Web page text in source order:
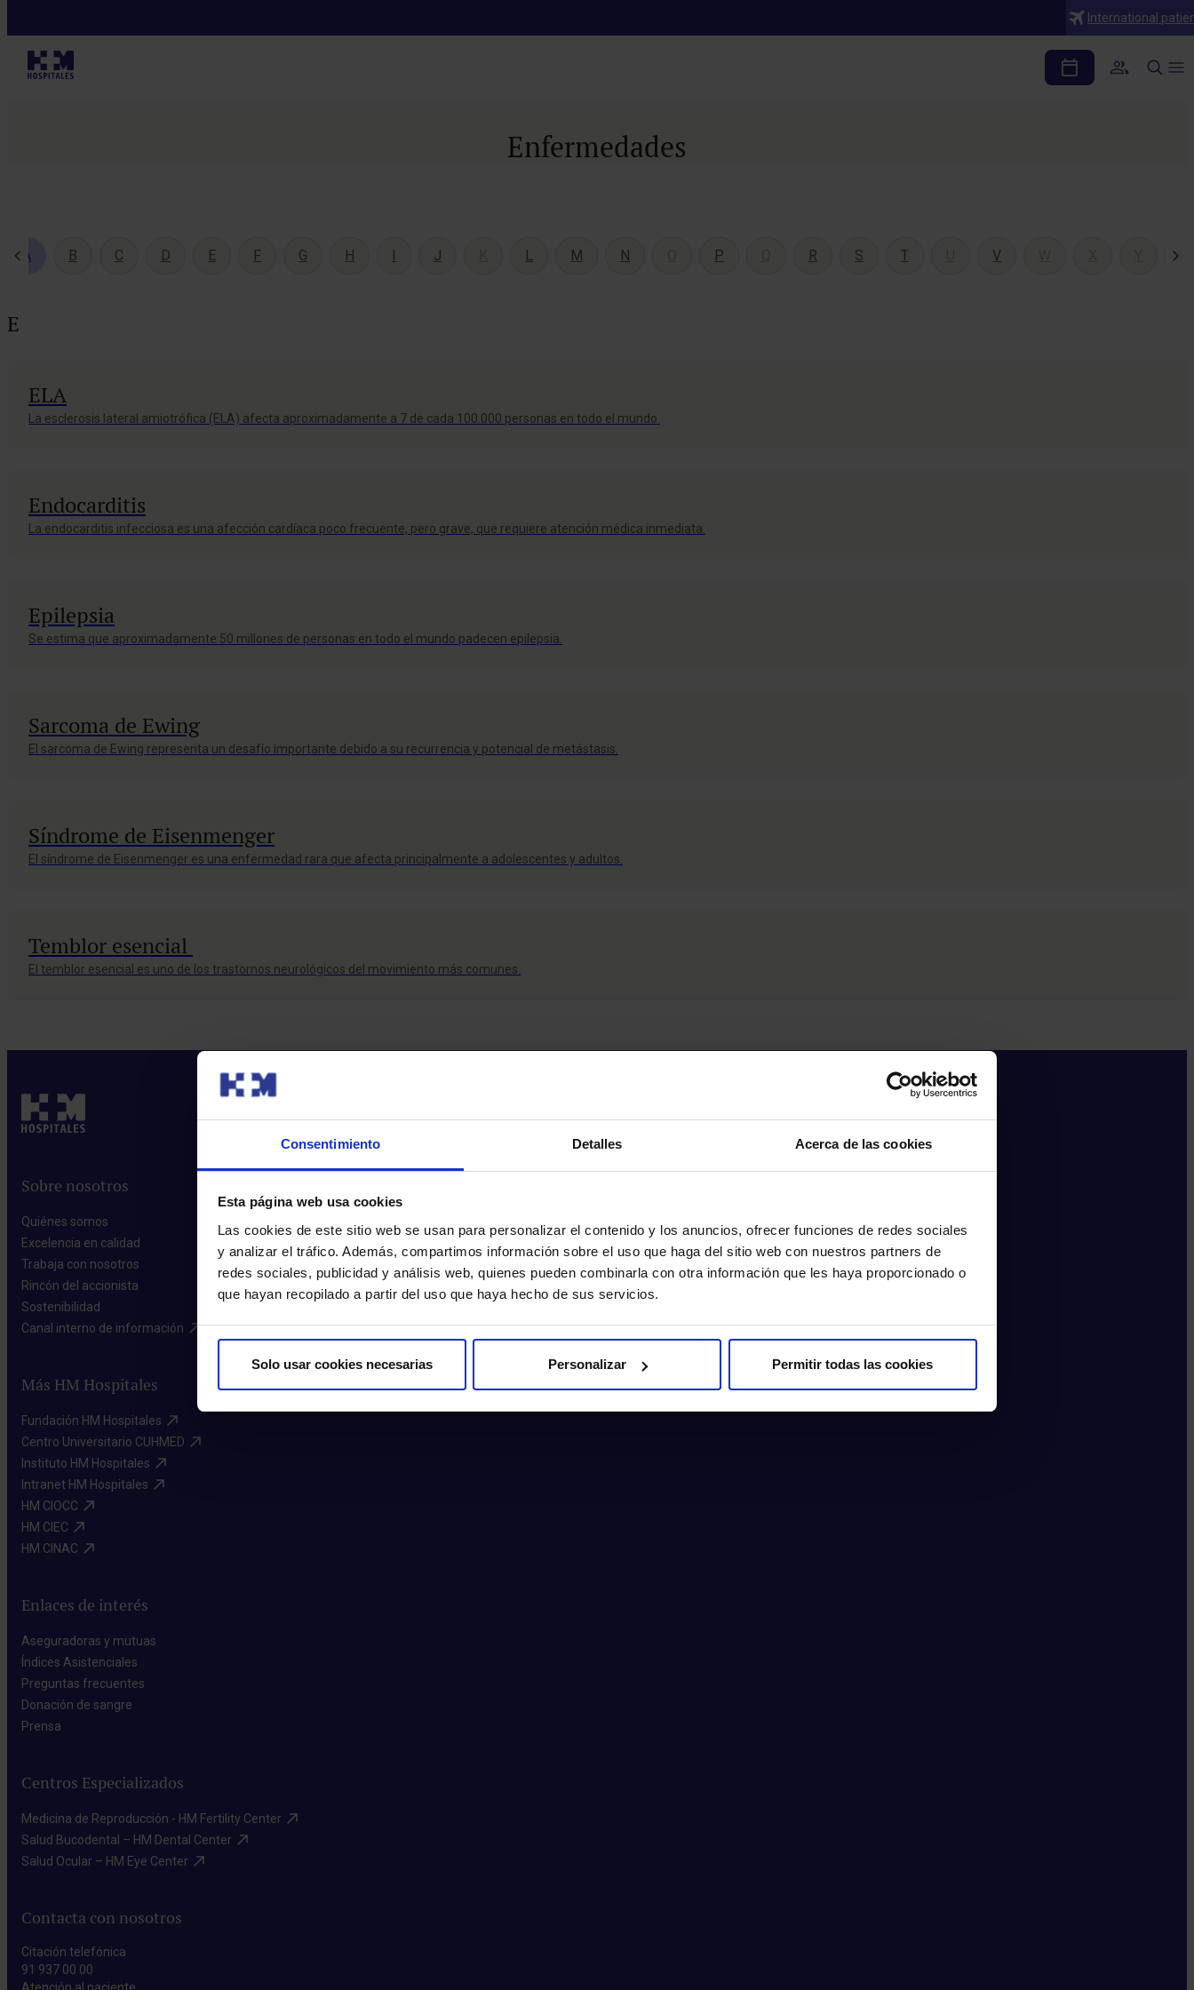
Consentimiento Detalles Acerca de las cookies
Esta página web usa cookies
Las cookies de este sitio web se usan para personalizar el contenido y los anuncios, ofrecer funciones de redes sociales
y analizar el tráfico. Además, compartimos información sobre el uso que haga del sitio web con nuestros partners de
redes sociales, publicidad y análisis web, quienes pueden combinarla con otra información que les haya proporcionado o
que hayan recopilado a partir del uso que haya hecho de sus servicios.
Solo usar cookies necesarias Personalizar Permitir todas las cookies
International
Enfermedades
A B C D E F G H I J L M N P R S T V
ELA
La esclerosis lateral amiotrófica (ELA) afecta aproximadamente a 7 de cada 100.000 personas en todo el mundo.
Endocarditis
La endocarditis infecciosa es una afección cardíaca poco frecuente, pero grave, que requiere atención médica inmediata.
Epilepsia
Se estima que aproximadamente 50 millones de personas en todo el mundo padecen epilepsia.
Sarcoma de Ewing
El sarcoma de Ewing representa un desafío importante debido a su recurrencia y potencial de metástasis.
Síndrome de Eisenmenger
El síndrome de Eisenmenger es una enfermedad rara que afecta principalmente a adolescentes y adultos.
Temblor esencial
El temblor esencial es uno de los trastornos neurológicos del movimiento más comunes.
Sobre nosotros
Quiénes somos​
Excelencia en calidad​
Trabaja con nosotros​
Rincón del accionista​
Sostenibilidad​
Canal interno de información​
Más HM Hospitales
Fundación HM Hospitales​
Centro Universitario CUHMED​
Instituto HM Hospitales​
Intranet HM Hospitales​
HM CIOCC​
HM CIEC​
HM CINAC​
Enlaces de interés
Aseguradoras y mutuas​
Índices Asistenciales​
Preguntas frecuentes​
Donación de sangre​
Prensa​
Centros Especializados
Medicina de Reproducción - HM Fertility Center​
Salud Bucodental – HM Dental Center​
Salud Ocular – HM Eye Center​
Contacta con nosotros
Citación telefónica
91 937 00 00